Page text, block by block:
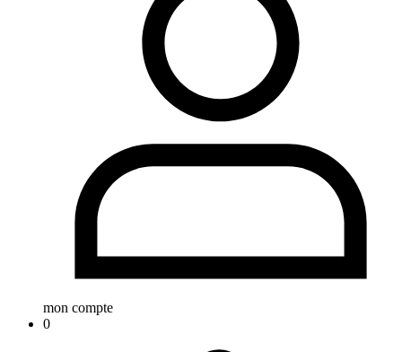
mon compte
0